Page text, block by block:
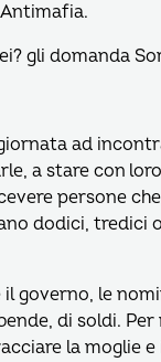
gli domanda
ad
a stare con
persone
dodici, tredici
governo, le
di soldi.
la moglie e